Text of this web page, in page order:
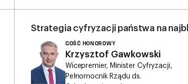
Strategia cyfryzacji państwa na
GOŚĆ HONOROWY
Krzysztof Gawkowski
Wicepremier, Minister Cyfryzacji,
Pełnomocnik Rządu ds.